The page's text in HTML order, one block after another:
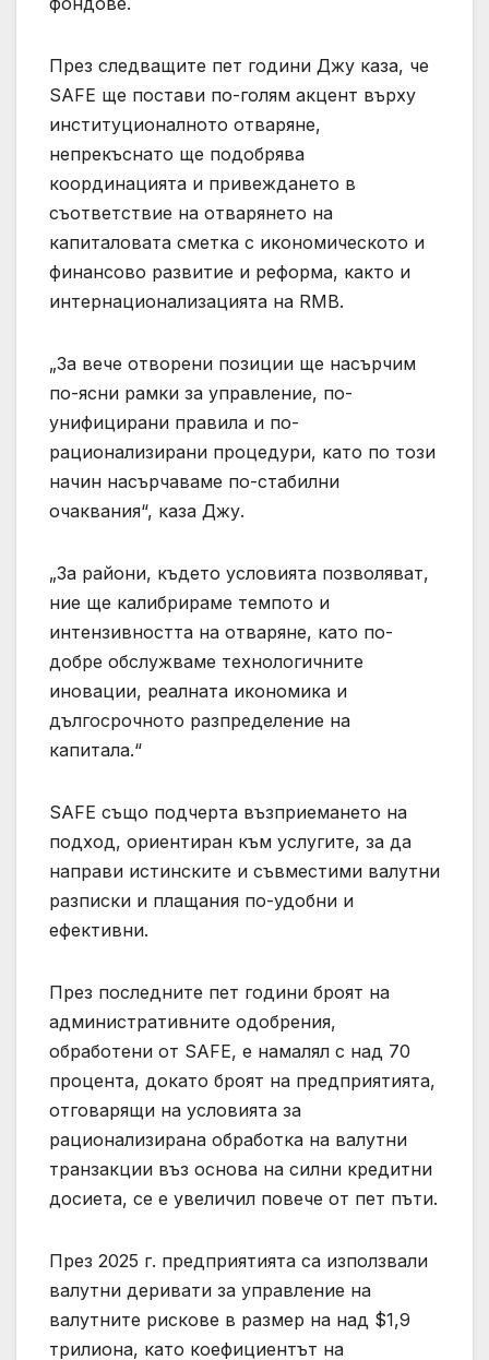
През следващите пет години Джу каза, че
SAFE ще постави по-голям акцент върху
институционалното отваряне,
непрекъснато ще подобрява
координацията и привеждането в
съответствие на отварянето на
капиталовата сметка с икономическото и
финансово развитие и реформа, както и
интернационализацията на RMB.
„За вече отворени позиции ще насърчим
по-ясни рамки за управление, по-
унифицирани правила и по-
рационализирани процедури, като по този
начин насърчаваме по-стабилни
очаквания“, каза Джу.
„За райони, където условията позволяват,
ние ще калибрираме темпото и
интензивността на отваряне, като по-
добре обслужваме технологичните
иновации, реалната икономика и
дългосрочното разпределение на
капитала.“
SAFE също подчерта възприемането на
подход, ориентиран към услугите, за да
направи истинските и съвместими валутни
разписки и плащания по-удобни и
ефективни.
През последните пет години броят на
административните одобрения,
обработени от SAFE, е намалял с над 70
процента, докато броят на предприятията,
отговарящи на условията за
рационализирана обработка на валутни
транзакции въз основа на силни кредитни
досиета, се е увеличил повече от пет пъти.
През 2025 г. предприятията са използвали
валутни деривати за управление на
валутните рискове в размер на над $1,9
трилиона, като коефициентът на